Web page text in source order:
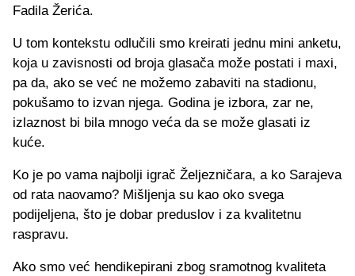
Fadila Žerića.
U tom kontekstu odlučili smo kreirati jednu mini anketu,
koja u zavisnosti od broja glasača može postati i maxi,
pa da, ako se već ne možemo zabaviti na stadionu,
pokušamo to izvan njega. Godina je izbora, zar ne,
izlaznost bi bila mnogo veća da se može glasati iz
kuće.
Ko je po vama najbolji igrač Željezničara, a ko Sarajeva
od rata naovamo? Mišljenja su kao oko svega
podijeljena, što je dobar preduslov i za kvalitetnu
raspravu.
Ako smo već hendikepirani zbog sramotnog kvaliteta